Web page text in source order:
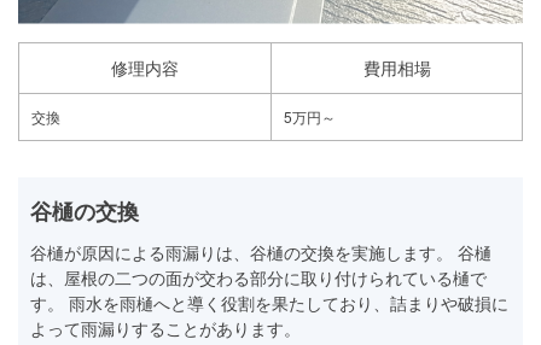
修理内容 費用相場
交換 5万円～
谷樋の交換
谷樋が原因による雨漏りは、谷樋の交換を実施します。 谷樋
は、屋根の二つの面が交わる部分に取り付けられている樋で
す。 雨水を雨樋へと導く役割を果たしており、詰まりや破損に
よって雨漏りすることがあります。